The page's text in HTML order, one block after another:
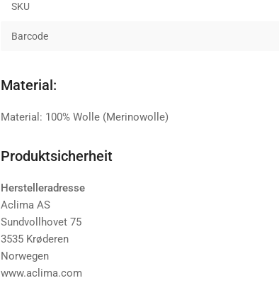
SKU
Barcode
Material:
Material: 100% Wolle (Merinowolle)
Produktsicherheit
Herstelleradresse
Aclima AS
Sundvollhovet 75
3535 Krøderen
Norwegen
www.aclima.com